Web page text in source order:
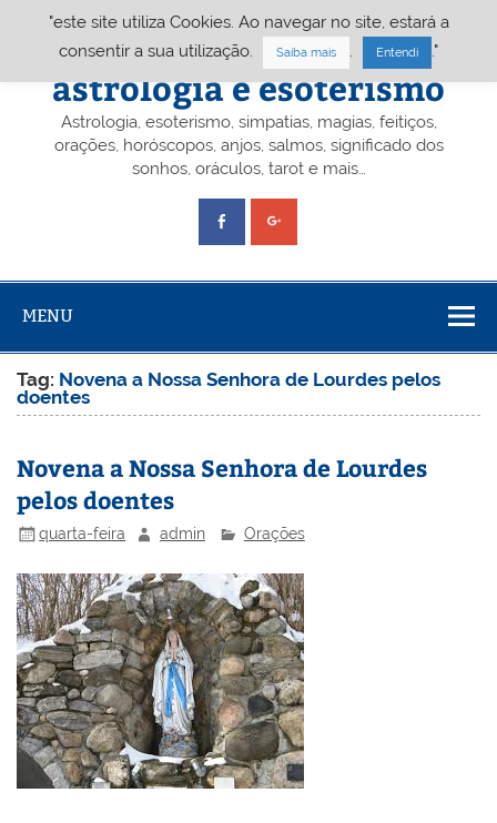
Portal A&E – Portal
astrologia e esoterismo
Astrologia, esoterismo, simpatias, magias, feitiços,
orações, horóscopos, anjos, salmos, significado dos
sonhos, oráculos, tarot e mais…
MENU
Tag: Novena a Nossa Senhora de Lourdes pelos
doentes
Novena a Nossa Senhora de Lourdes
pelos doentes
quarta-feira admin Orações
"este site utiliza Cookies. Ao navegar no site, estará a
consentir a sua utilização.
Saiba mais Entendi ."